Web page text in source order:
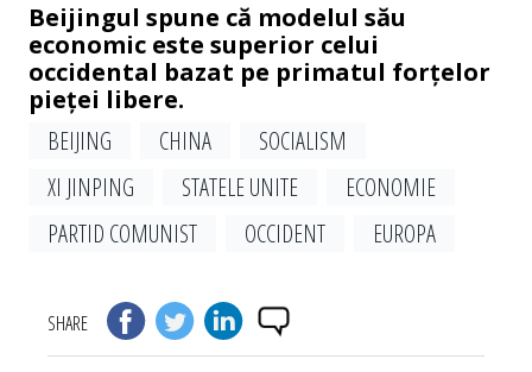
Beijingul spune că modelul său
economic este superior celui
occidental bazat pe primatul forțelor
pieței libere.
BEIJING
CHINA
SOCIALISM
XI JINPING
STATELE UNITE
ECONOMIE
PARTID COMUNIST
OCCIDENT EUROPA
SHARE